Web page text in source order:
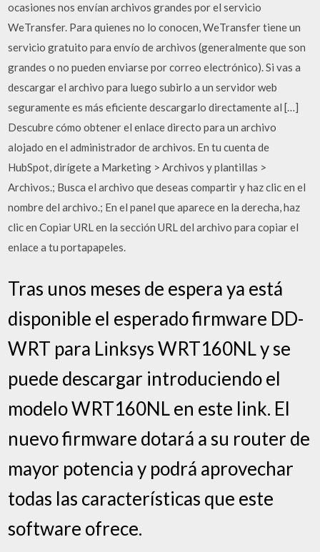
ocasiones nos envían archivos grandes por el servicio
WeTransfer. Para quienes no lo conocen, WeTransfer tiene un
servicio gratuito para envío de archivos (generalmente que son
grandes o no pueden enviarse por correo electrónico). Si vas a
descargar el archivo para luego subirlo a un servidor web
seguramente es más eficiente descargarlo directamente al […]
Descubre cómo obtener el enlace directo para un archivo
alojado en el administrador de archivos. En tu cuenta de
HubSpot, dirígete a Marketing > Archivos y plantillas >
Archivos.; Busca el archivo que deseas compartir y haz clic en el
nombre del archivo.; En el panel que aparece en la derecha, haz
clic en Copiar URL en la sección URL del archivo para copiar el
enlace a tu portapapeles.
Tras unos meses de espera ya está
disponible el esperado firmware DD-
WRT para Linksys WRT160NL y se
puede descargar introduciendo el
modelo WRT160NL en este link. El
nuevo firmware dotará a su router de
mayor potencia y podrá aprovechar
todas las características que este
software ofrece.